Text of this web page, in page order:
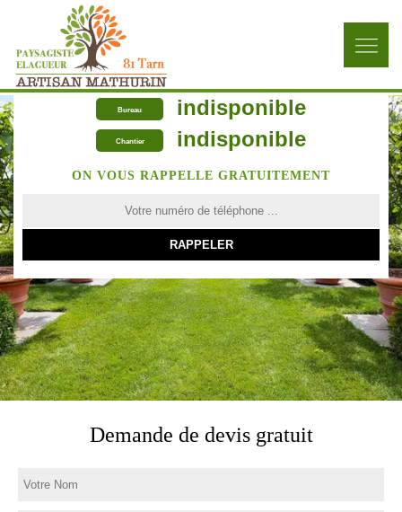
Bureau indisponible
Chantier indisponible
ON VOUS RAPPELLE GRATUITEMENT
Demande de devis gratuit